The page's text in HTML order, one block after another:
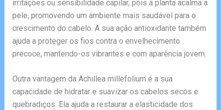
irritações ou sensibilidade capilar, pois a planta acalma a
pele, promovendo um ambiente mais saudável para o
crescimento do cabelo. A sua ação antioxidante também
ajuda a proteger os fios contra o envelhecimento
precoce, mantendo-os vibrantes e com aparência jovem.
Outra vantagem da Achillea millefolium é a sua
capacidade de hidratar e suavizar os cabelos secos e
quebradiços. Ela ajuda a restaurar a elasticidade dos